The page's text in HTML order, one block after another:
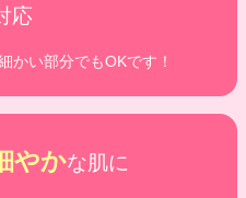
応
かい部分でもOKです！
やかな肌に